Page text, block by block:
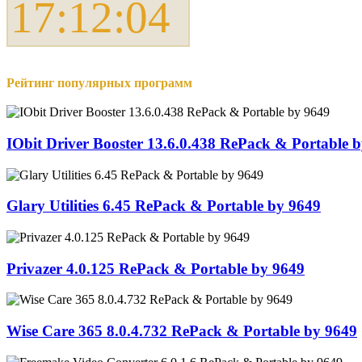
17:12:05
Рейтинг популярных программ
IObit Driver Booster 13.6.0.438 RePack & Portable
Glary Utilities 6.45 RePack & Portable by 9649
Privazer 4.0.125 RePack & Portable by 9649
Wise Care 365 8.0.4.732 RePack & Portable by 9649